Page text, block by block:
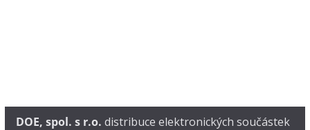
DOE, spol. s r.o. distribuce elektronických součástek